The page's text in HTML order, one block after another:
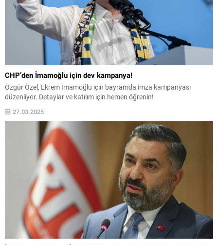
CHP’den İmamoğlu için dev kampanya!
Özgür Özel, Ekrem İmamoğlu için bayramda imza kampanyası
düzenliyor. Detaylar ve katılım için hemen öğrenin!
27.03.2025